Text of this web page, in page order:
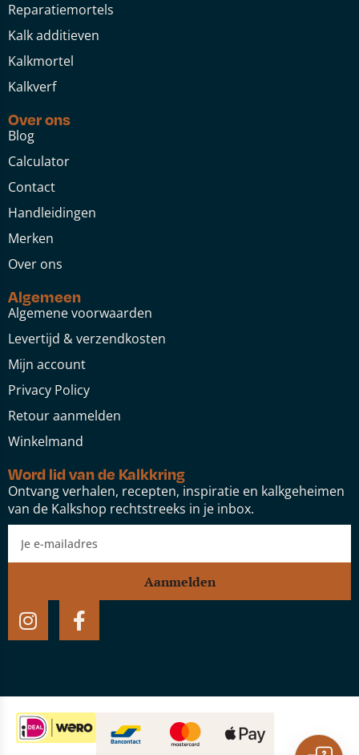
Reparatiemortels
Kalk additieven
Kalkmortel
Kalkverf
Over ons
Blog
Calculator
Contact
Handleidingen
Merken
Over ons
Algemeen
Algemene voorwaarden
Levertijd & verzendkosten
Mijn account
Privacy Policy
Retour aanmelden
Winkelmand
Word lid van de Kalkkring
Ontvang verhalen, recepten, inspiratie en kalkgeheimen
van de Kalkshop rechtstreeks in je inbox.
Aanmelden